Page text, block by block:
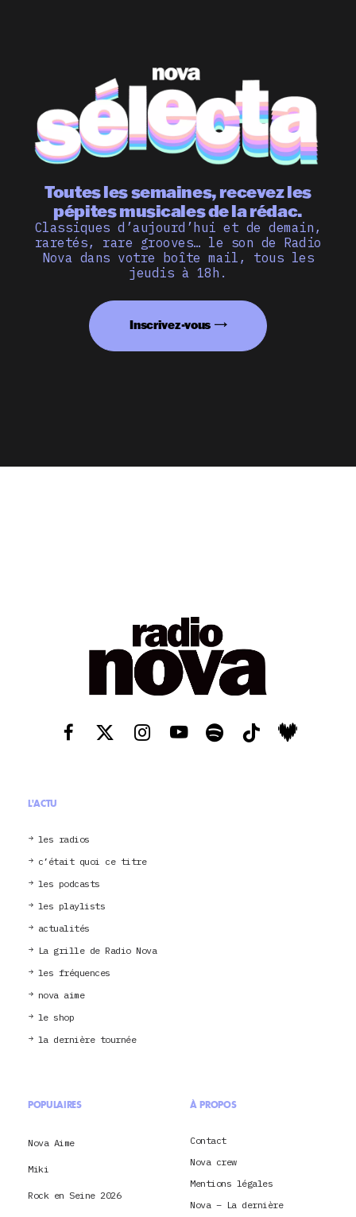
Toutes les semaines, recevez les
pépites musicales de la rédac.
Classiques d’aujourd’hui et de demain,
raretés, rare grooves… le son de Radio
Nova dans votre boîte mail, tous les
jeudis à 18h.
Inscrivez-vous
L'ACTU
les radios
c’était quoi ce titre
les podcasts
les playlists
actualités
La grille de Radio Nova
les fréquences
nova aime
le shop
la dernière tournée
POPULAIRES
Nova Aime
Miki
Rock en Seine 2026
À PROPOS
Contact
Nova crew
Mentions légales
Nova – La dernière